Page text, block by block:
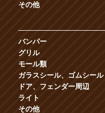
その他
バンパー
グリル
モール類
ガラスシール、ゴムシール
ドア、フェンダー周辺
ライト
その他